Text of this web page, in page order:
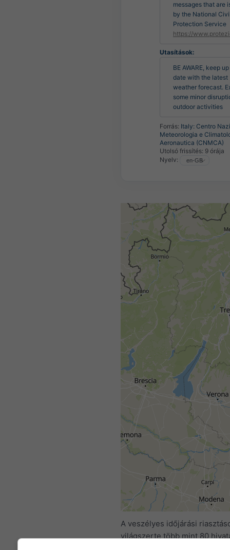
messages that are
by the National
Protection Service
https://
Utasítások:
BE AWARE, keep
date with the latest
weather forecast.
some minor
outdoor activities
Forrás: Italy: Centro
Meteorologia e
Aeronautica (CNMCA)
Utolsó frissítés: 9 órája
Nyelv:
A veszélyes időjárási
világszerte több mint 80